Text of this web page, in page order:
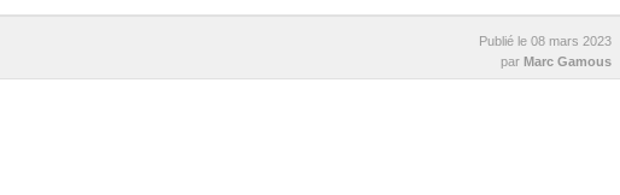
Publié le08 mars 2023
parMarc Gamous